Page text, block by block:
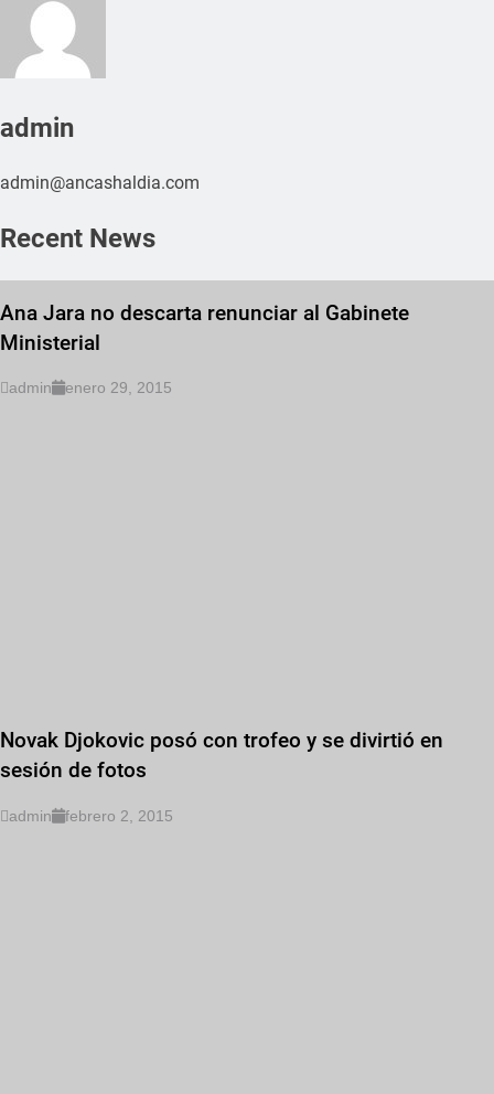
admin
admin@ancashaldia.com
Recent News
Ana Jara no descarta renunciar al Gabinete
Ministerial
admin enero 29, 2015
Novak Djokovic posó con trofeo y se divirtió en
sesión de fotos
admin febrero 2, 2015